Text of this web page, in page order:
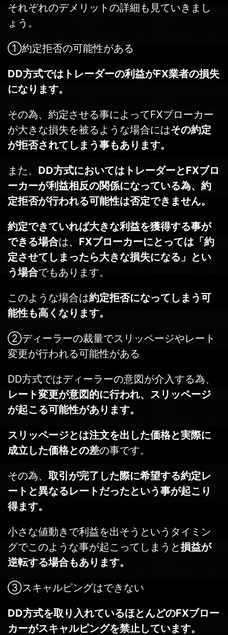
それぞれのデメリットの詳細も見ていきまし
ょう。
①約定拒否の可能性がある
DD方式ではトレーダーの利益がFX業者の損失
になります。
その為、約定させる事によってFXブローカー
が大きな損失を被るような場合にはその約定
が拒否されてしまう事もあります。
また、 DD方式においてはトレーダーとFXブロ
ーカーが利益相反の関係になっている為、約
定拒否が行われる可能性は否定できません。
約定できていれば大きな利益を獲得する事が
できる場合は、 FXブローカーにとっては「約
定させてしまったら大きな損失になる」とい
う場合でもあります。
このような場合は約定拒否になってしまう可
能性も高くなります。
②ディーラーの裁量でスリッページやレート
変更が行われる可能性がある
DD方式ではディーラーの意図が介入する為、
レート変更が意図的に行われ、スリッページ
が起こる可能性があります。
スリッページとは注文を出した価格と実際に
成立した価格との差の事です。
その為、 取引が完了した際に希望する約定レ
ートと異なるレートだったという事が起こり
得ます。
小さな値動きで利益を出そうというタイミン
グでこのような事が起こってしまうと損益が
逆転する場合もあります。
③スキャルピングはできない
DD方式を取り入れているほとんどのFXブロー
カーがスキャルピングを禁止しています。